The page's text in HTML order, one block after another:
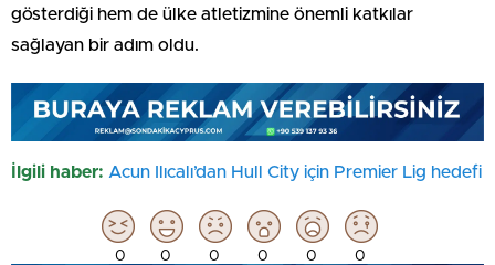
gösterdiği hem de ülke atletizmine önemli katkılar
sağlayan bir adım oldu.
İlgili haber: Acun Ilıcalı’dan Hull City için Premier Lig hedefi
0 0 0 0 0 0